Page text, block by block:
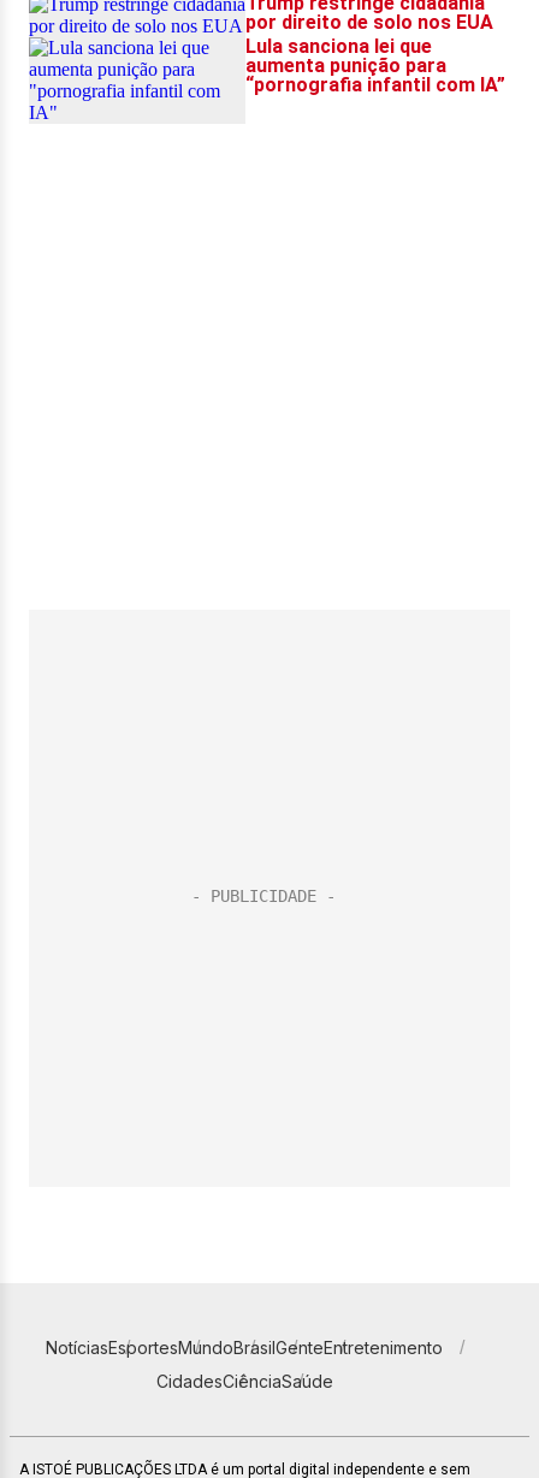
NotíciasEsportesMundoBrasilGenteEntretenimento
CidadesCiênciaSaúde
A ISTOÉ PUBLICAÇÕES LTDA é um portal digital independente e sem